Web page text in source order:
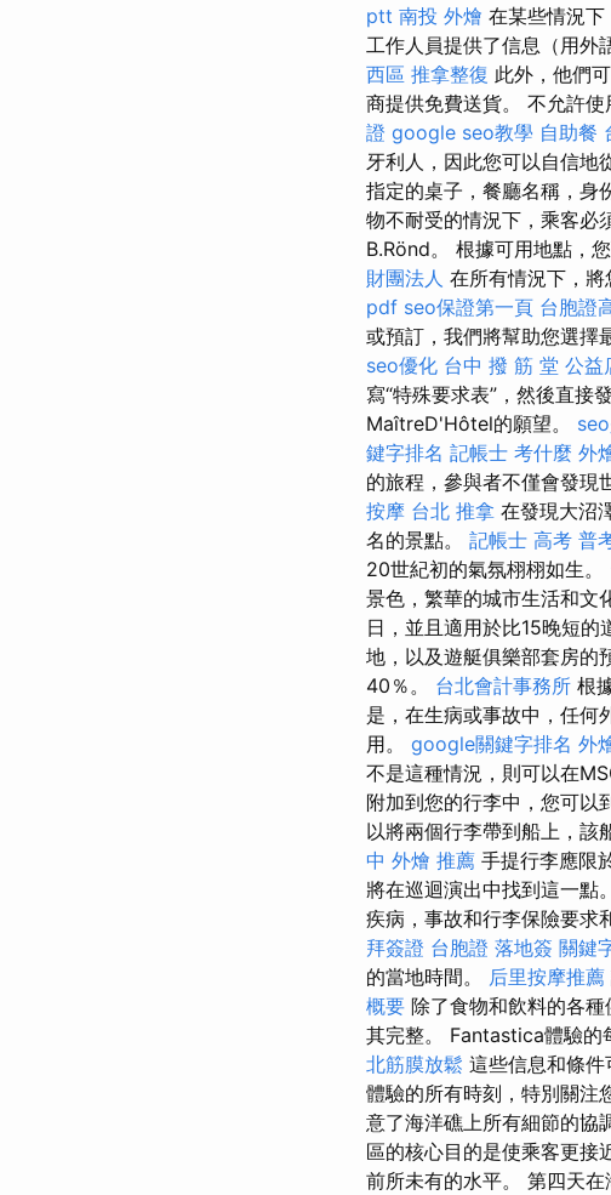
ptt 南投 外燴 在某些情況
工作人員提供了信息（用外
西區 推拿整復 此外，他們
商提供免費送貨。 不允許
證 google seo教學 自助餐
牙利人，因此您可以自信地
指定的桌子，餐廳名稱，身
物不耐受的情況下，乘客必
B.Rönd。 根據可用地點，
財團法人 在所有情況下，
pdf seo保證第一頁 台胞證
或預訂，我們將幫助您選擇
seo優化 台中 撥 筋 堂 公
寫“特殊要求表”，然後直接
MaîtreD'Hôtel的願望。
鍵字排名 記帳士 考什麼 外
的旅程，參與者不僅會發現
按摩 台北 推拿 在發現大沼
名的景點。 記帳士 高考 普
20世紀初的氣氛栩栩如生。
景色，繁華的城市生活和文
日，並且適用於比15晚短的
地，以及遊艇俱樂部套房的
40％。 台北會計事務所 根
是，在生病或事故中，任何
用。 google關鍵字排名 外
不是這種情況，則可以在
附加到您的行李中，您可以
以將兩個行李帶到船上，
中 外燴 推薦 手提行李應限
將在巡迴演出中找到這一點
疾病，事故和行李保險要求
拜簽證 台胞證 落地簽 關鍵
的當地時間。 后里按摩推薦
概要 除了食物和飲料的各
其完整。 Fantastica體驗的
北筋膜放鬆 這些信息和條件
體驗的所有時刻，特別關注
意了海洋礁上所有細節的協
區的核心目的是使乘客更接
前所未有的水平。 第四天